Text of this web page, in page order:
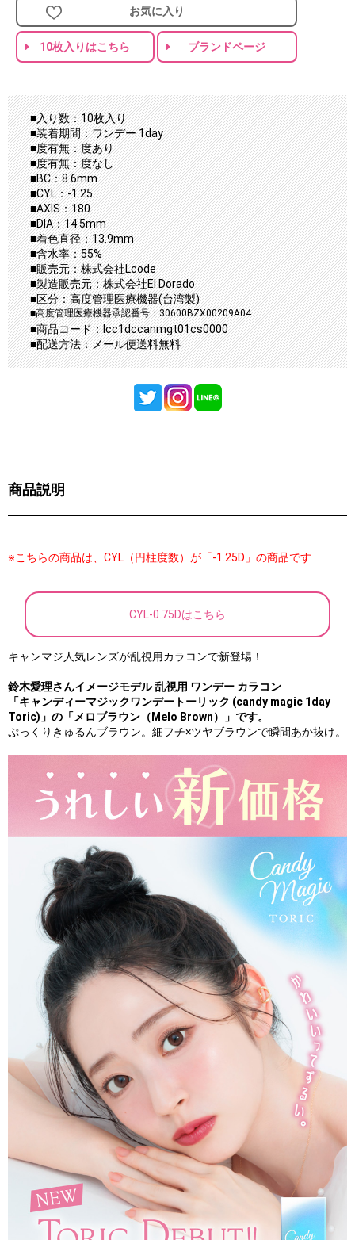
お気に入り
10枚入りはこちら ブランドページ
■入り数：10枚入り
■装着期間：ワンデー 1day
■度有無：度あり
■度有無：度なし
■BC：8.6mm
■CYL：-1.25
■AXIS：180
■DIA：14.5mm
■着色直径：13.9mm
■含水率：55%
■販売元：株式会社Lcode
■製造販売元：株式会社El Dorado
■区分：高度管理医療機器(台湾製)
■高度管理医療機器承認番号：30600BZX00209A04
■商品コード：lcc1dccanmgt01cs0000
■配送方法：メール便送料無料
商品説明
※こちらの商品は、CYL（円柱度数）が「-1.25D」の商品です
CYL-0.75Dはこちら
キャンマジ人気レンズが乱視用カラコンで新登場！
鈴木愛理さんイメージモデル 乱視用 ワンデー カラコン
「キャンディーマジックワンデートーリック (candy magic 1day
Toric)」の 「メロブラウン（Melo Brown）」です。
ぷっくりきゅるんブラウン。細フチ×ツヤブラウンで瞬間あか抜け。